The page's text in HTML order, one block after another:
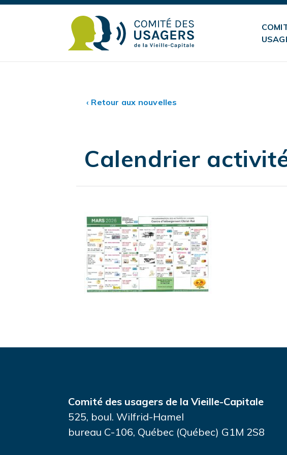
‹ Retour aux nouvelles
Calendrier
Comité des usagers de la Vieille-Capitale
525, boul. Wilfrid-Hamel
bureau C-106, Québec (Québec) G1M 2S8